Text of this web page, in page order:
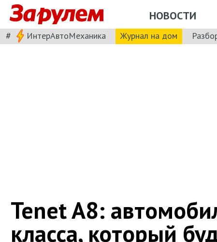
НОВОСТИ
# ИнтерАвтоМеханика Журнал на дом
Tenet A8:
класса, который